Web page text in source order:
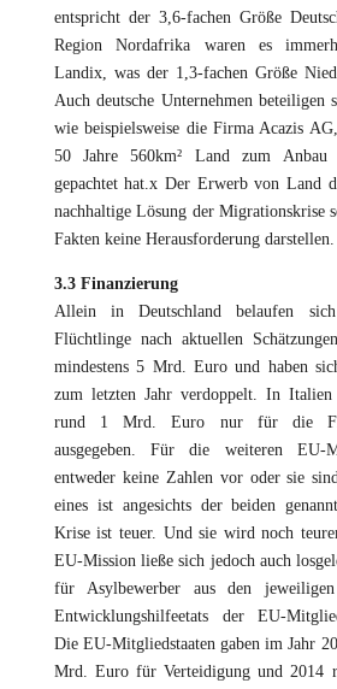
entspricht der 3,6-fachen Größe
Region Nordafrika waren es
Landix, was der 1,3-fachen Größe
Auch deutsche Unternehmen beteiligen
wie beispielsweise die Firma Acazis
50 Jahre 560km² Land zum Anbau
gepachtet hat.x Der Erwerb von Land
nachhaltige Lösung der Migrationskrise
Fakten keine Herausforderung darstellen.
3.3 Finanzierung
Allein in Deutschland belaufen
Flüchtlinge nach aktuellen
mindestens 5 Mrd. Euro und haben
zum letzten Jahr verdoppelt. In
rund 1 Mrd. Euro nur für die
ausgegeben. Für die weiteren EU-
entweder keine Zahlen vor oder sie
eines ist angesichts der beiden
Krise ist teuer. Und sie wird noch
EU-Mission ließe sich jedoch auch
für Asylbewerber aus den
Entwicklungshilfeetats der EU-
Die EU-Mitgliedstaaten gaben im Jahr
Mrd. Euro für Verteidigung und